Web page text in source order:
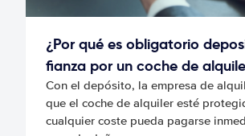
¿Por qué es obligatorio
fianza por un coche de
Con el depósito, la empresa de
que el coche de alquiler esté
cualquier coste pueda pagarse